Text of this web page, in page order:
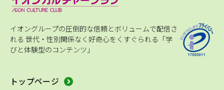
イオングループの圧倒的な信頼とボリュームで配信さ
れる 世代・性別関係なく好奇心をくすぐられる「学
びと体験型のコンテンツ」
トップページ